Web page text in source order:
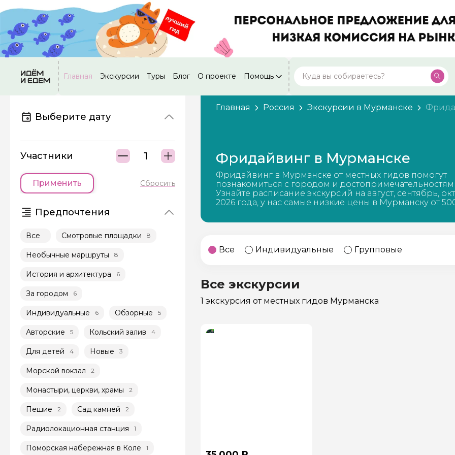
Главная Экскурсии Туры Блог О проекте Помощь
Москва
Россия
Россия
Калининград
Россия
28 экскурсий
Кисловодск
Россия
20 экскурсий
Дербент
Посмотреть все города
Выберите дату
Участники
Применить Сбросить
Предпочтения
Все Смотровые площадки 8
Необычные маршруты 8
История и архитектура 6
За городом 6
Индивидуальные 6 Обзорные 5
Авторские 5 Кольский залив 4
Для детей 4 Новые 3
Морской вокзал 2
Монастыри, церкви, храмы 2
Пешие 2 Сад камней 2
Радиолокационная станция 1
Поморская набережная в Коле 1
Главная Россия Экскурсии в Мурманске
Фридайвинг в Мурманске
Фридайвинг в Мурманске от местных гидов помогут
познакомиться с городом и
Узнайте расписание экскурсий на август, сентябрь,
2026 года, у нас самые низкие цены в Мурманску от
Все Индивидуальные Групповые
Все экскурсии
1 экскурсия от местных гидов Мурманска